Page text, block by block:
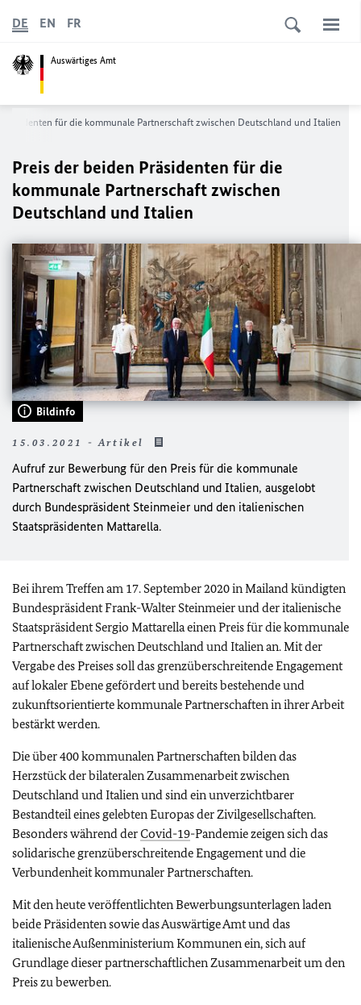
Auswärtiges Amt
DE EN FR
Präsidenten für die kommunale Partnerschaft zwischen Deutschland und Italien
Preis der beiden Präsidenten für die
kommunale Partnerschaft zwischen
Deutschland und Italien
Bildinfo
15.03.2021 - Artikel
Aufruf zur Bewerbung für den Preis für die kommunale
Partnerschaft zwischen Deutschland und Italien, ausgelobt
durch Bundespräsident Steinmeier und den italienischen
Staatspräsidenten Mattarella.
Bei ihrem Treffen am 17. September 2020 in Mailand kündigten
Bundespräsident Frank-Walter Steinmeier und der italienische
StaatspräsidentSergio Mattarellaeinen Preis für die kommunale
Partnerschaft zwischen Deutschland und Italien an. Mit der
Vergabe des Preises soll das grenzüberschreitende Engagement
auf lokaler Ebene gefördert und bereits bestehende und
zukunftsorientierte kommunale Partnerschaften in ihrer Arbeit
bestärkt werden.
Die über 400 kommunalen Partnerschaften bilden das
Herzstück der bilateralen Zusammenarbeit zwischen
Deutschland und Italien und sind ein unverzichtbarer
Bestandteil eines gelebten Europas der Zivilgesellschaften.
Besonders während derCovid-19-Pandemie zeigen sich das
solidarische grenzüberschreitende Engagement und die
Verbundenheit kommunaler Partnerschaften.
Mit den heute veröffentlichten Bewerbungsunterlagen laden
beide Präsidenten sowie das Auswärtige Amt und das
italienische Außenministerium Kommunen ein, sich auf
Grundlage dieser partnerschaftlichen Zusammenarbeit um den
Preis zu bewerben.